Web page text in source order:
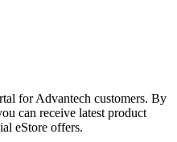
for Advantech customers. By
can receive latest product
eStore offers.